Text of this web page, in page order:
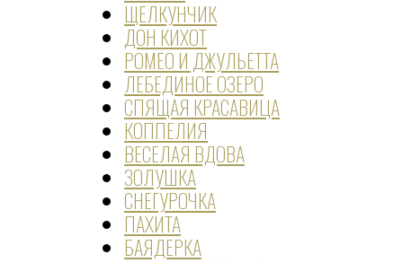
ЩЕЛКУНЧИК
ДОН КИХОТ
РОМЕО И ДЖУЛЬЕТТА
ЛЕБЕДИНОЕ ОЗЕРО
СПЯЩАЯ КРАСАВИЦА
КОППЕЛИЯ
ВЕСЕЛАЯ ВДОВА
ЗОЛУШКА
СНЕГУРОЧКА
ПАХИТА
БАЯДЕРКА